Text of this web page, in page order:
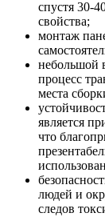
спустя 30-
свойства;
монтаж
небольшой
процесс
места
является
что
людей и
следов